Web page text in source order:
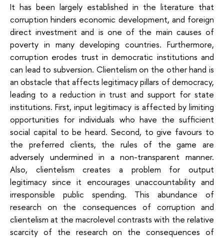
It has been largely established in the literature that
corruption hinders economic development, and foreign
direct investment and is one of the main causes of
poverty in many developing countries. Furthermore,
corruption erodes trust in democratic institutions and
can lead to subversion. Clientelism on the other hand is
an obstacle that affects legitimacy pillars of democracy,
leading to a reduction in trust and support for state
institutions. First, input legitimacy is affected by limiting
opportunities for individuals who have the sufficient
social capital to be heard. Second, to give favours to
the preferred clients, the rules of the game are
adversely undermined in a non-transparent manner.
Also, clientelism creates a problem for output
legitimacy since it encourages unaccountability and
irresponsible public spending. This abundance of
research on the consequences of corruption and
clientelism at the macrolevel contrasts with the relative
scarcity of the research on the consequences of